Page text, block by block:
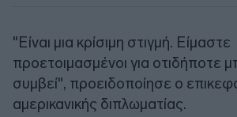
"Είναι μια κρίσιμη στιγμή. Είμαστε
προετοιμασμένοι για οτιδήποτε
συμβεί", προειδοποίησε ο
αμερικανικής διπλωματίας.